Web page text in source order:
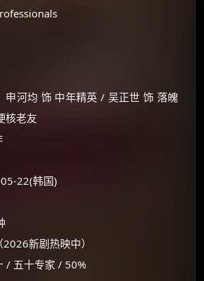
申河均 饰 中年精英 / 吴正世 饰 落魄
核老友
22(韩国)
新剧热映中）
/ 五十专家 / 50%